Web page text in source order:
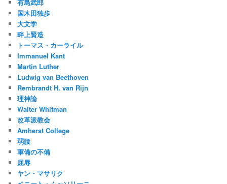
有島武郎
国木田独歩
大文学
畔上賢造
トーマス・カーライル
Immanuel Kant
Martin Luther
Ludwig van Beethoven
Rembrandt H. van Rijn
理神論
Walter Whitman
改革派教会
Amherst College
弱腰
軍備の不備
屈辱
ヤン・マサリク